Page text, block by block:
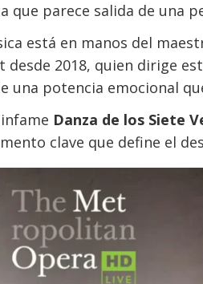
que parece salida de una
está en manos del
desde 2018, quien dirige
una potencia emocional
Danza de los Siete
clave que define el